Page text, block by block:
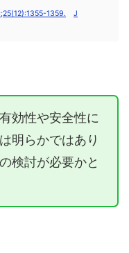
1359.
J
効性や安全性に
明らかではあり
検討が必要かと